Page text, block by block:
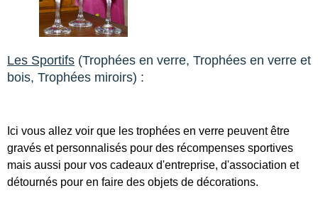
Les Sportifs (Trophées en verre, Trophées en verre et
bois, Trophées miroirs) :
Ici vous allez voir que les trophées en verre peuvent être
gravés et personnalisés pour des récompenses sportives
mais aussi pour vos cadeaux d'entreprise, d'association et
détournés pour en faire des objets de décorations.